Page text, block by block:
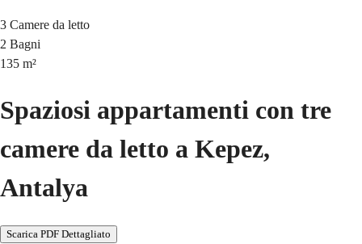
3 Camere da letto
2 Bagni
135 m²
Spaziosi appartamenti con tre
camere da letto a Kepez,
Antalya
Scarica PDF Dettagliato